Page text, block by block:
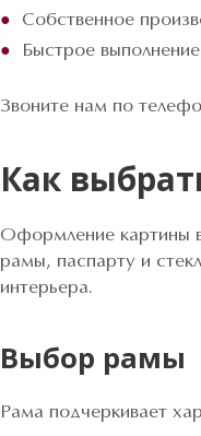
Собственное
Быстрое
Звоните нам по
Как
Оформление картины в
рамы, паспарту и
интерьера.
Выбор рамы
Рама подчеркивает